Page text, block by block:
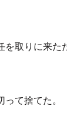
を取りに来た
て捨てた。